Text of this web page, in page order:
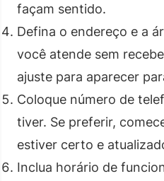
façam sentido.
Defina o endereço e a
você atende sem
ajuste para aparecer
Coloque número de
tiver. Se preferir,
estiver certo e
Inclua horário de